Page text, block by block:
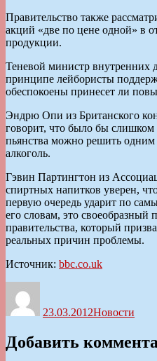
Правительство также
акций «две по цене одной» в
продукции.
Теневой министр внутренних
принципе лейбористы
обеспокоены принесет ли
Эндрю Опи из Британского
говорит, что было бы слишком
пьянства можно решить
алкоголь.
Гэвин Партингтон из
спиртных напитков уверен,
первую очередь ударит по
его словам, это своеобразный
правительства, который
реальных причин проблемы.
Источник: bbc.co.uk
23.03.2012Новости
Добавить